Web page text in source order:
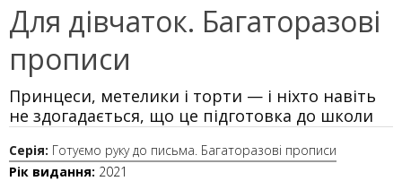
Для дівчаток. Багаторазові
прописи
Принцеси, метелики і торти — і ніхто навіть
не здогадається, що це підготовка до школи
Серія: Готуємо руку до письма. Багаторазові прописи
Рік видання: 2021